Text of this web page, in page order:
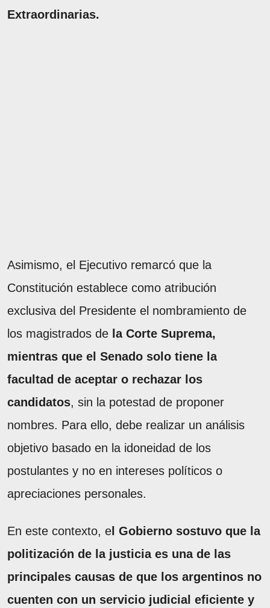
Extraordinarias.
Asimismo, el Ejecutivo remarcó que la
Constitución establece como atribución
exclusiva del Presidente el nombramiento de
los magistrados de la Corte Suprema,
mientras que el Senado solo tiene la
facultad de aceptar o rechazar los
candidatos, sin la potestad de proponer
nombres. Para ello, debe realizar un análisis
objetivo basado en la idoneidad de los
postulantes y no en intereses políticos o
apreciaciones personales.
En este contexto, e l Gobierno sostuvo que la
politización de la justicia es una de las
principales causas de que los argentinos no
cuenten con un servicio judicial eficiente y